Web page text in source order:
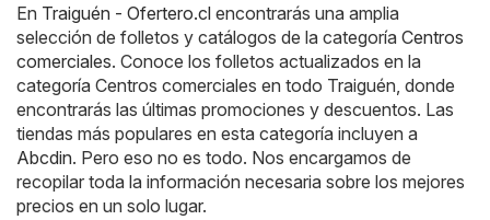
En Traiguén - Ofertero.cl encontrarás una amplia
selección de folletos y catálogos de la categoría Centros
comerciales. Conoce los folletos actualizados en la
categoría Centros comerciales en todo Traiguén, donde
encontrarás las últimas promociones y descuentos. Las
tiendas más populares en esta categoría incluyen a
Abcdin. Pero eso no es todo. Nos encargamos de
recopilar toda la información necesaria sobre los mejores
precios en un solo lugar.